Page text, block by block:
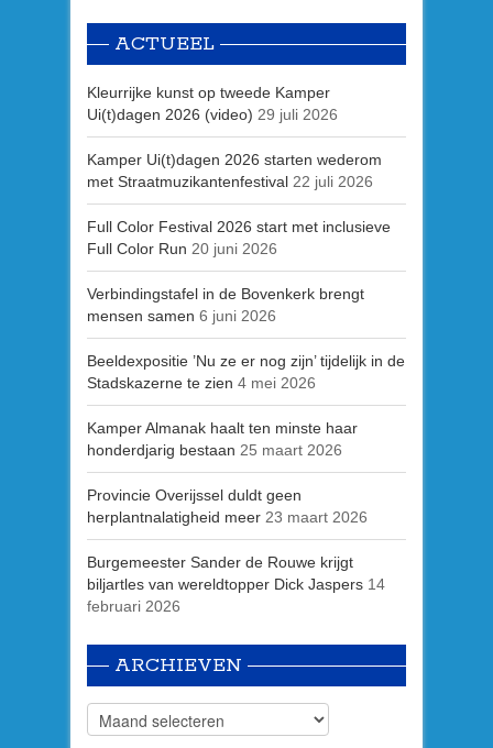
ACTUEEL
Kleurrijke kunst op tweede Kamper
Ui(t)dagen 2026 (video) 29 juli 2026
Kamper Ui(t)dagen 2026 starten wederom
met Straatmuzikantenfestival 22 juli 2026
Full Color Festival 2026 start met inclusieve
Full Color Run 20 juni 2026
Verbindingstafel in de Bovenkerk brengt
mensen samen 6 juni 2026
Beeldexpositie ’Nu ze er nog zijn’ tijdelijk in de
Stadskazerne te zien 4 mei 2026
Kamper Almanak haalt ten minste haar
honderdjarig bestaan 25 maart 2026
Provincie Overijssel duldt geen
herplantnalatigheid meer 23 maart 2026
Burgemeester Sander de Rouwe krijgt
biljartles van wereldtopper Dick Jaspers 14
februari 2026
ARCHIEVEN